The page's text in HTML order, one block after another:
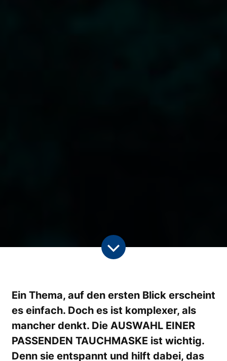
Ein Thema, auf den ersten Blick erscheint
es einfach. Doch es ist komplexer, als
mancher denkt. Die AUSWAHL EINER
PASSENDEN TAUCHMASKE ist wichtig.
Denn sie entspannt und hilft dabei, das